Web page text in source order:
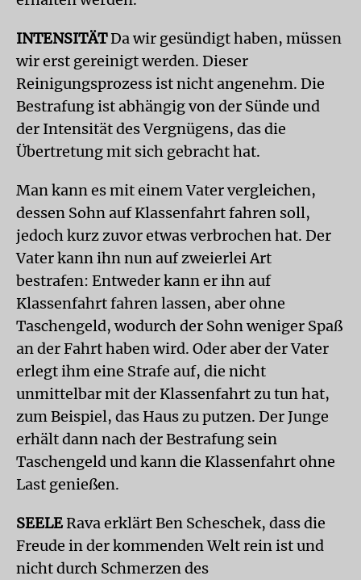
INTENSITÄTDa wir gesündigt haben, müssen
wir erst gereinigt werden. Dieser
Reinigungsprozess ist nicht angenehm. Die
Bestrafung ist abhängig von der Sünde und
der Intensität des Vergnügens, das die
Übertretung mit sich gebracht hat.
Man kann es mit einem Vater vergleichen,
dessen Sohn auf Klassenfahrt fahren soll,
jedoch kurz zuvor etwas verbrochen hat. Der
Vater kann ihn nun auf zweierlei Art
bestrafen: Entweder kann er ihn auf
Klassenfahrt fahren lassen, aber ohne
Taschengeld, wodurch der Sohn weniger Spaß
an der Fahrt haben wird. Oder aber der Vater
erlegt ihm eine Strafe auf, die nicht
unmittelbar mit der Klassenfahrt zu tun hat,
zum Beispiel, das Haus zu putzen. Der Junge
erhält dann nach der Bestrafung sein
Taschengeld und kann die Klassenfahrt ohne
Last genießen.
SEELE Rava erklärt Ben Scheschek, dass die
Freude in der kommenden Welt rein ist und
nicht durch Schmerzen des